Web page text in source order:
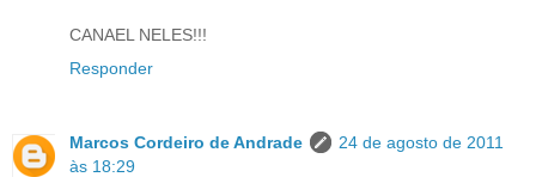
CANAEL NELES!!!
Responder
Marcos Cordeiro de Andrade
24 de agosto de 2011
às 18:29